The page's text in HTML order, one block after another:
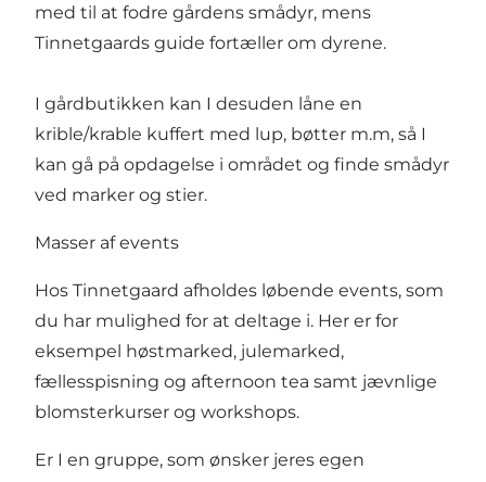
med til at fodre gårdens smådyr, mens
Tinnetgaards guide fortæller om dyrene.
I gårdbutikken kan I desuden låne en
krible/krable kuffert med lup, bøtter m.m, så I
kan gå på opdagelse i området og finde smådyr
ved marker og stier.
Masser af events
Hos Tinnetgaard afholdes løbende events, som
du har mulighed for at deltage i. Her er for
eksempel høstmarked, julemarked,
fællesspisning og afternoon tea samt jævnlige
blomsterkurser og workshops.
Er I en gruppe, som ønsker jeres egen